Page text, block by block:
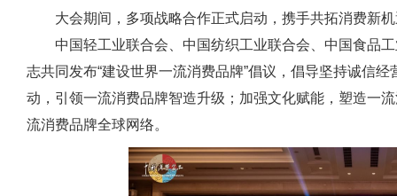
大会期间，多项战略合作正式启动，携手共拓消费新
中国轻工业联合会、中国纺织工业联合会、中国食品
志共同发布“建设世界一流消费品牌”倡议，倡导坚持诚信
动，引领一流消费品牌智造升级；加强文化赋能，塑造一
流消费品牌全球网络。